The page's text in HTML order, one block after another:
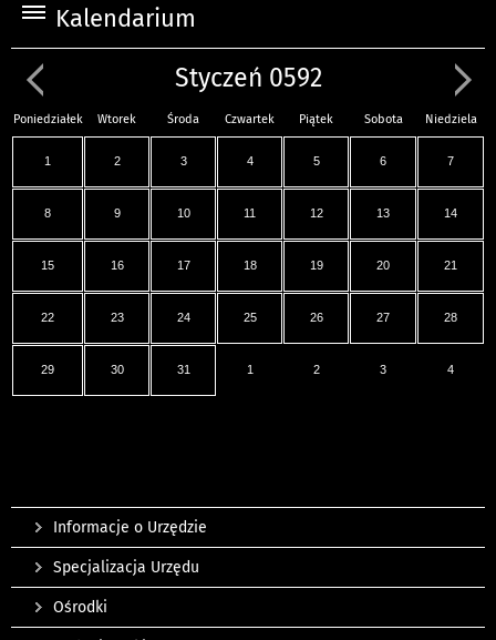
Kalendarium
Styczeń 0592
Poniedziałek Wtorek Środa Czwartek Piątek Sobota Niedziela
1 2 3 4 5 6 7
8 9 10 11 12 13 14
15 16 17 18 19 20 21
22 23 24 25 26 27 28
29 30 31 1 2 3 4
Informacje o Urzędzie
Specjalizacja Urzędu
Ośrodki